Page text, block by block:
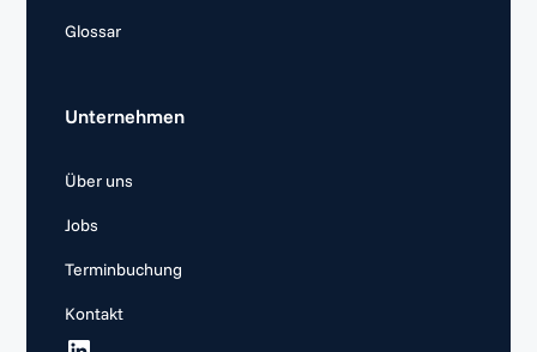
Glossar
Unternehmen
Über uns
Jobs
Terminbuchung
Kontakt